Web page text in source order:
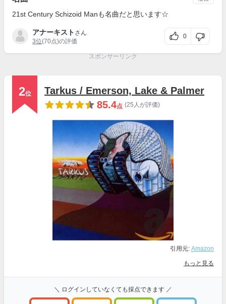
21st Century Schizoid Manも名曲だと思います☆
アナーキスト さん
3位(70点)の評価
0
スポンサーリンク
2位
Tarkus / Emerson, Lake & Palmer
85.4点 (25人が評価)
引用元: Amazon
もっと見る
＼ ログインしていなくても採点できます ／